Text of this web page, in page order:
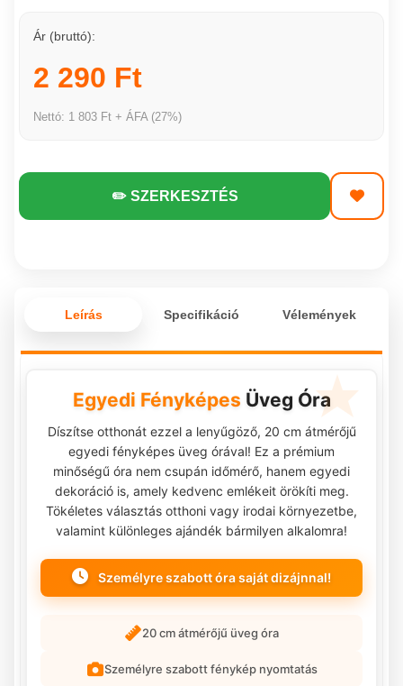
Ár (bruttó):
2 290 Ft
Nettó: 1 803 Ft + ÁFA (27%)
✏️ SZERKESZTÉS
Leírás Specifikáció Vélemények
Egyedi Fényképes Üveg Óra
Díszítse otthonát ezzel a lenyűgöző, 20 cm átmérőjű
egyedi fényképes üveg órával! Ez a prémium
minőségű óra nem csupán időmérő, hanem egyedi
dekoráció is, amely kedvenc emlékeit örökíti meg.
Tökéletes választás otthoni vagy irodai környezetbe,
valamint különleges ajándék bármilyen alkalomra!
Személyre szabott óra saját dizájnnal!
20 cm átmérőjű üveg óra
Személyre szabott fénykép nyomtatás